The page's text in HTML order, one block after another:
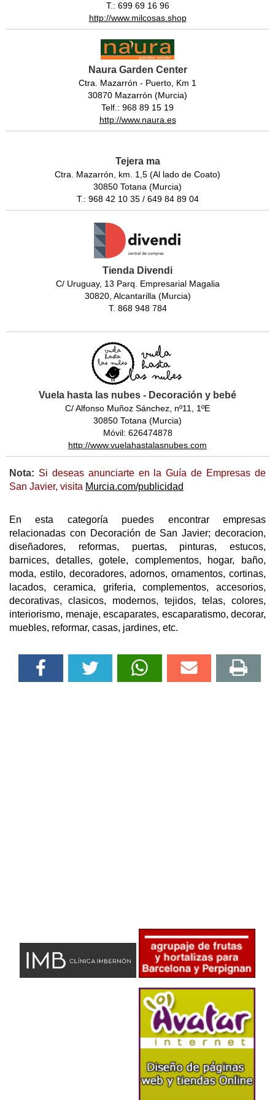
T.: 699 69 16 96
http://www.milcosas.shop
Naura Garden Center
Ctra. Mazarrón - Puerto, Km 1
30870 Mazarrón (Murcia)
Telf.: 968 89 15 19
http://www.naura.es
Tejera ma
Ctra. Mazarrón, km. 1,5 (Al lado de Coato)
30850 Totana (Murcia)
T.: 968 42 10 35 / 649 84 89 04
Tienda Divendi
C/ Uruguay, 13 Parq. Empresarial Magalia
30820, Alcantarilla (Murcia)
T. 868 948 784
Vuela hasta las nubes - Decoración y bebé
C/ Alfonso Muñoz Sánchez, nº11, 1ºE
30850 Totana (Murcia)
Móvil: 626474878
http://www.vuelahastalasnubes.com
Nota: Si deseas anunciarte en la Guía de Empresas de
San Javier, visita Murcia.com/publicidad
En esta categoría puedes encontrar empresas
relacionadas con Decoración de San Javier; decoracion,
diseñadores, reformas, puertas, pinturas, estucos,
barnices, detalles, gotele, complementos, hogar, baño,
moda, estilo, decoradores, adornos, ornamentos, cortinas,
lacados, ceramica, griferia, complementos, accesorios,
decorativas, clasicos, modernos, tejidos, telas, colores,
interiorismo, menaje, escaparates, escaparatismo, decorar,
muebles, reformar, casas, jardines, etc.